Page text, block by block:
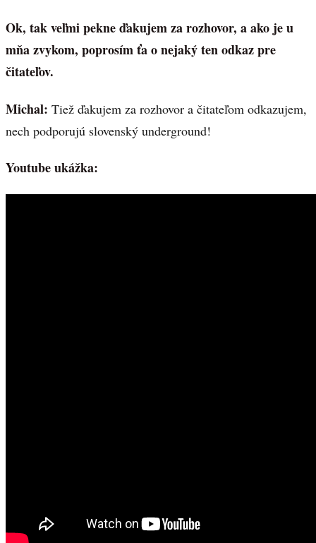
Ok, tak veľmi pekne ďakujem za rozhovor, a ako je u
mňa zvykom, poprosím ťa o nejaký ten odkaz pre
čitateľov.
Michal: Tiež ďakujem za rozhovor a čitateľom odkazujem,
nech podporujú slovenský underground!
Youtube ukážka: